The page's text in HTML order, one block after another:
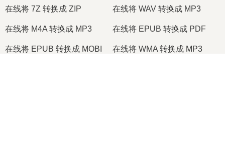
在线将 7Z 转换成 ZIP 在线将 WAV 转换成 MP3
在线将 M4A 转换成 MP3 在线将 EPUB 转换成 PDF
在线将 EPUB 转换成 MOBI 在线将 WMA 转换成 MP3